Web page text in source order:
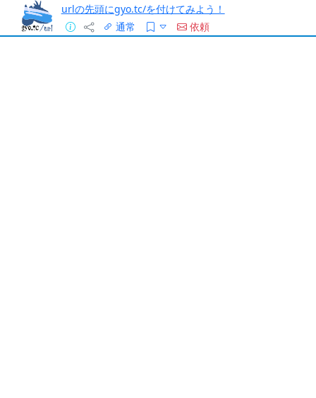
urlの先頭にgyo.tc/を付けてみよう！
通常
依頼